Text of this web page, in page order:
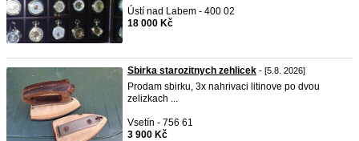
Ústí nad Labem - 400 02
18 000 Kč
Sbirka starozitnych zehlicek - [5.8. 2026]
Prodam sbirku, 3x nahrivaci litinove po dvou
zelizkach ...
Vsetín - 756 61
3 900 Kč